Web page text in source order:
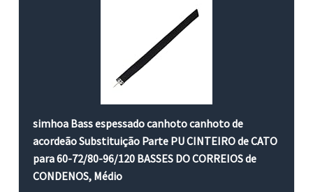
simhoa Bass espessado canhoto canhoto de
acordeão Substituição Parte PU CINTEIRO de CATO
para 60-72/80-96/120 BASSES DO CORREIOS de
CONDENOS, Médio